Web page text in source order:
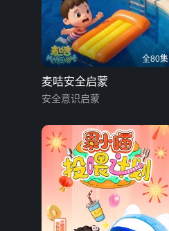
全80集
麦咭安全启蒙
安全意识启蒙